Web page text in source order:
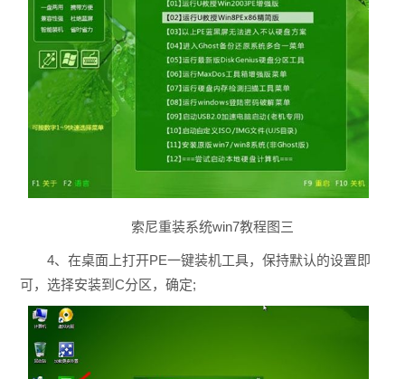
索尼重装系统win7教程图三
4、在桌面上打开PE一键装机工具，保持默认的设置即
可，选择安装到C分区，确定;